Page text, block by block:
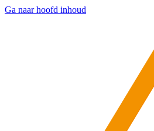
Ga naar hoofd inhoud